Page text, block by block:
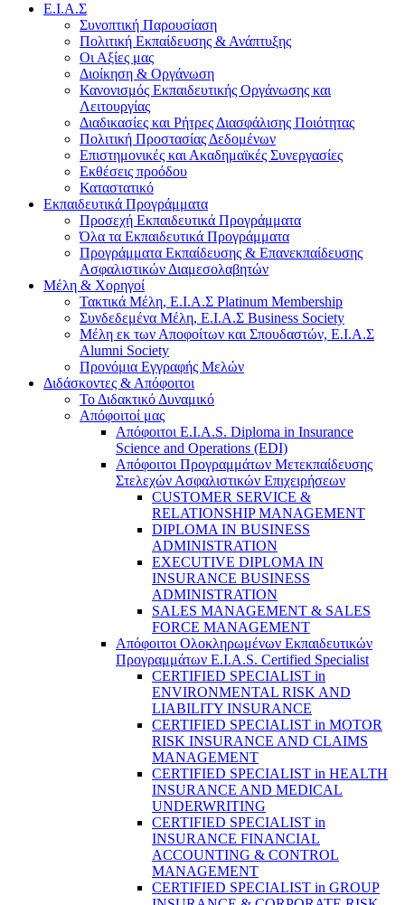
E.I.A.Σ
Συνοπτική Παρουσίαση
Πολιτική Εκπαίδευσης & Ανάπτυξης
Οι Αξίες μας
Διοίκηση & Οργάνωση
Κανονισμός Εκπαιδευτικής Οργάνωσης και
Λειτουργίας
Διαδικασίες και Ρήτρες Διασφάλισης Ποιότητας
Πολιτική Προστασίας Δεδομένων
Επιστημονικές και Ακαδημαϊκές Συνεργασίες
Εκθέσεις προόδου
Καταστατικό
Eκπαιδευτικά Προγράμματα
Προσεχή Εκπαιδευτικά Προγράμματα
Όλα τα Εκπαιδευτικά Προγράμματα
Προγράμματα Εκπαίδευσης & Επανεκπαίδευσης
Ασφαλιστικών Διαμεσολαβητών
Μέλη & Χορηγοί
Τακτικά Μέλη, Ε.Ι.Α.Σ Platinum Membership
Συνδεδεμένα Μέλη, Ε.Ι.Α.Σ Business Society
Μέλη εκ των Αποφοίτων και Σπουδαστών, Ε.Ι.Α.Σ
Alumni Society
Προνόμια Εγγραφής Μελών
Διδάσκοντες & Απόφοιτοι
Το Διδακτικό Δυναμικό
Απόφοιτοί μας
Απόφοιτοι E.I.A.S. Diploma in Insurance
Science and Operations (EDI)
Απόφοιτοι Προγραμμάτων Μετεκπαίδευσης
Στελεχών Ασφαλιστικών Επιχειρήσεων
CUSTOMER SERVICE &
RELATIONSHIP MANAGEMENT
DIPLOMA IN BUSINESS
ADMINISTRATION
EXECUTIVE DIPLOMA IN
INSURANCE BUSINESS
ADMINISTRATION
SALES MANAGEMENT & SALES
FORCE MANAGEMENT
Απόφοιτοι Ολοκληρωμένων Εκπαιδευτικών
Προγραμμάτων E.I.A.S. Certified Specialist
CERTIFIED SPECIALIST in
ENVIRONMENTAL RISK AND
LIABILITY INSURANCE
CERTIFIED SPECIALIST in MOTOR
RISK INSURANCE AND CLAIMS
MANAGEMENT
CERTIFIED SPECIALIST in HEALTH
INSURANCE AND MEDICAL
UNDERWRITING
CERTIFIED SPECIALIST in
INSURANCE FINANCIAL
ACCOUNTING & CONTROL
MANAGEMENT
CERTIFIED SPECIALIST in GROUP